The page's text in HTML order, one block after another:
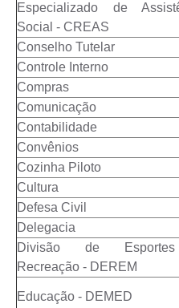
Valor da Terra Nua / ITR
CAPS AD II “João Maria Lúcio
Multimídia - Hino de Martinópolis
Telecentro
Vigilância Municipal de
Parceria Entidades 3º Setor
Gravações das Licitações
Pesquisa de Satisfação
Especializado de
Social - CREAS
Conselho Tutelar
Controle Interno
Compras
Comunicação
Contabilidade
Convênios
Cozinha Piloto
Cultura
Defesa Civil
Delegacia
Divisão de
Recreação - DEREM
Educação - DEMED